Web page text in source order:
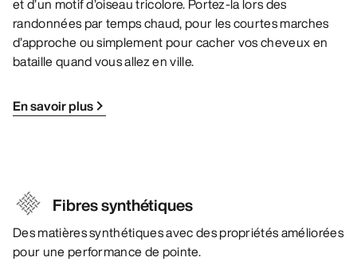
et d’un motif d’oiseau tricolore. Portez-la lors des
randonnées par temps chaud, pour les courtes marches
d’approche ou simplement pour cacher vos cheveux en
bataille quand vous allez en ville.
En savoir plus
Fibres synthétiques
Des matières synthétiques avec des propriétés améliorées
pour une performance de pointe.